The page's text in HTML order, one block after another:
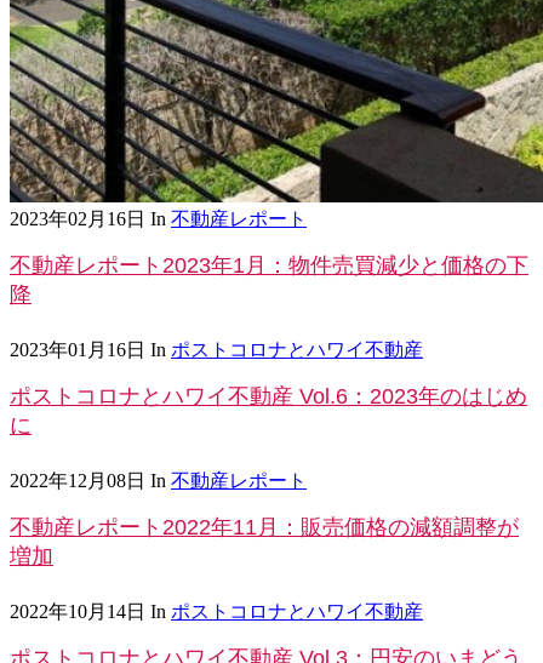
2023年02月16日 In 不動産レポート
不動産レポート2023年1月：物件売買減少と価格の下
降
2023年01月16日 In ポストコロナとハワイ不動産
ポストコロナとハワイ不動産 Vol.6：2023年のはじめ
に
2022年12月08日 In 不動産レポート
不動産レポート2022年11月：販売価格の減額調整が
増加
2022年10月14日 In ポストコロナとハワイ不動産
ポストコロナとハワイ不動産 Vol.3：円安のいまどう